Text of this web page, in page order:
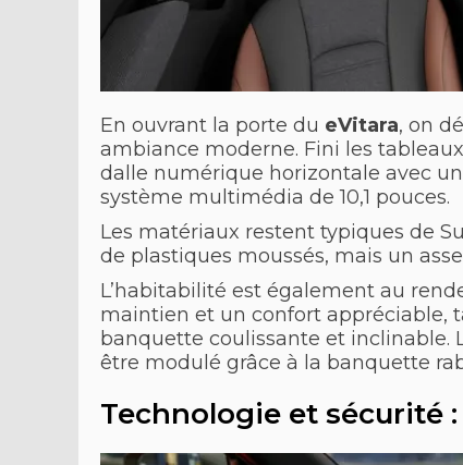
En ouvrant la porte du eVitara, on
ambiance moderne. Fini les
dalle numérique horizontale avec
système multimédia de 10,1 pouces.
Les matériaux restent typiques de
de plastiques moussés, mais un
L’habitabilité est également au
maintien et un confort appréciable,
banquette coulissante et inclinable.
être modulé grâce à la banquette
Technologie et sécurité